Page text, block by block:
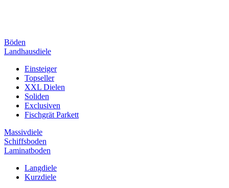
Böden
Landhausdiele
Einsteiger
Topseller
XXL Dielen
Soliden
Exclusiven
Fischgrät Parkett
Massivdiele
Schiffsboden
Laminatboden
Langdiele
Kurzdiele